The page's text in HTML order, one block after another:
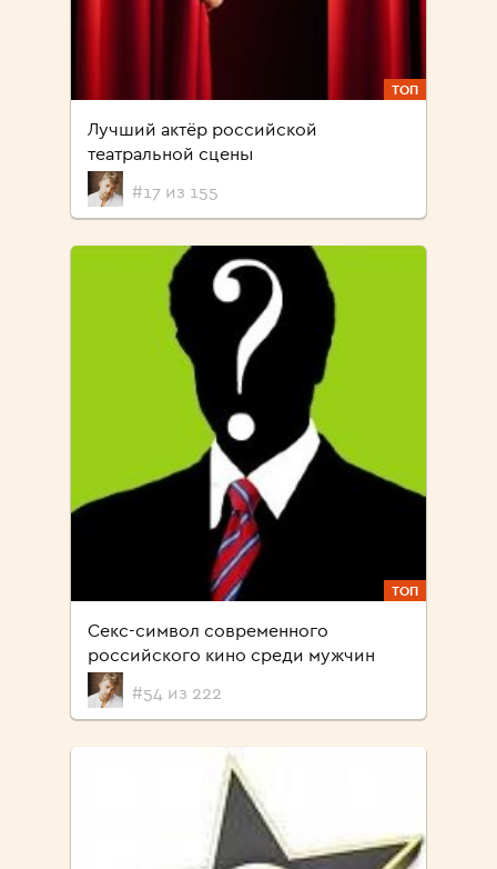
ТОП
Лучший актёр российской
театральной сцены
#17 из 155
ТОП
Секс-символ современного
российского кино среди мужчин
#54 из 222